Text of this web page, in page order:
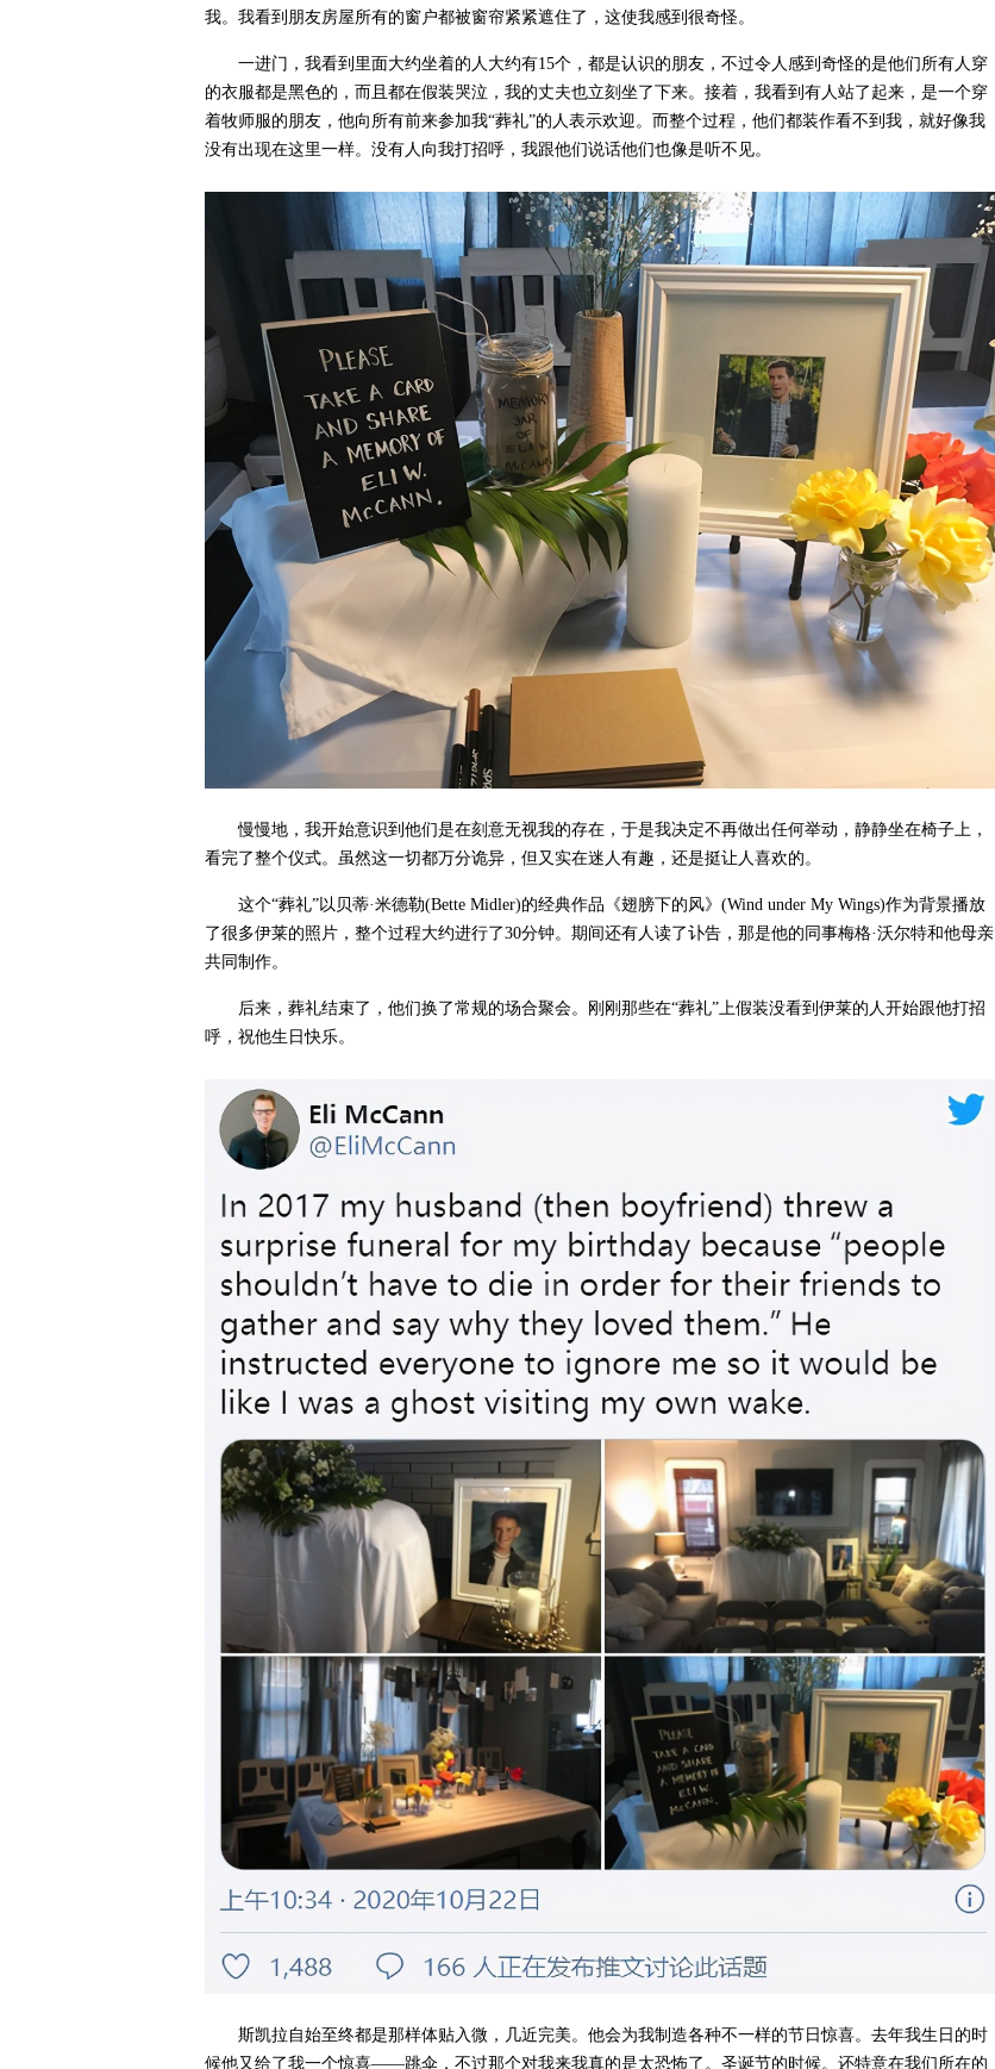
我。我看到朋友房屋所有的窗户都被窗帘紧紧遮住了，这使我感到很奇怪。
一进门，我看到里面大约坐着的人大约有15个，都是认识的朋友，不过令人感到奇怪的是他们所有人穿
的衣服都是黑色的，而且都在假装哭泣，我的丈夫也立刻坐了下来。接着，我看到有人站了起来，是一个穿
着牧师服的朋友，他向所有前来参加我“葬礼”的人表示欢迎。而整个过程，他们都装作看不到我，就好像我
没有出现在这里一样。没有人向我打招呼，我跟他们说话他们也像是听不见。
慢慢地，我开始意识到他们是在刻意无视我的存在，于是我决定不再做出任何举动，静静坐在椅子上，
看完了整个仪式。虽然这一切都万分诡异，但又实在迷人有趣，还是挺让人喜欢的。
这个“葬礼”以贝蒂·米德勒(Bette Midler)的经典作品《翅膀下的风》(Wind under My Wings)作为背景播放
了很多伊莱的照片，整个过程大约进行了30分钟。期间还有人读了讣告，那是他的同事梅格·沃尔特和他母亲
共同制作。
后来，葬礼结束了，他们换了常规的场合聚会。刚刚那些在“葬礼”上假装没看到伊莱的人开始跟他打招
呼，祝他生日快乐。
斯凯拉自始至终都是那样体贴入微，几近完美。他会为我制造各种不一样的节日惊喜。去年我生日的时
候他又给了我一个惊喜——跳伞，不过那个对我来我真的是太恐怖了。圣诞节的时候。还特意在我们所在的